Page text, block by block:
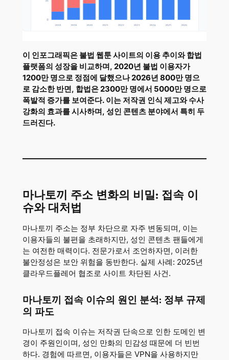
이 인포그래픽은 불법 웹툰 사이트의 이용 추이와 합법
플랫폼의 성장을 비교하며, 2020년 불법 이용자가
1200만 명으로 정점에 달했으나 2026년 800만 명으
로 감소한 반면, 합법은 2300만 명에서 5000만 명으로
폭발적 증가를 보여준다. 이는 저작권 인식 제고와 수사
강화의 효과를 시사하며, 성인 콘텐츠 분야에서 특히 두
드러진다.
마나토끼 주소 변화의 비밀: 접속 이
슈와 대처법
마나토끼 주소는 정부 차단으로 자주 변동되며, 이는
이용자들의 불편을 초래하지만, 성인 콘텐츠 팬들에게
는 여전한 매력이다. 전문가로서 조언하자면, 이러한
불안정성은 보안 위험을 동반한다. 실제 사례: 2025년
클라우드플레어 협조로 사이트 차단된 사건.
마나토끼 접속 이슈의 원인 분석: 정부 규제
의 파도
마나토끼 접속 이슈는 저작권 단속으로 인한 도메인 변
경이 주원인이며, 성인 만화의 민감성 때문에 더 빈번
하다. 경험에 따르면, 이용자들은 VPN을 사용하지만